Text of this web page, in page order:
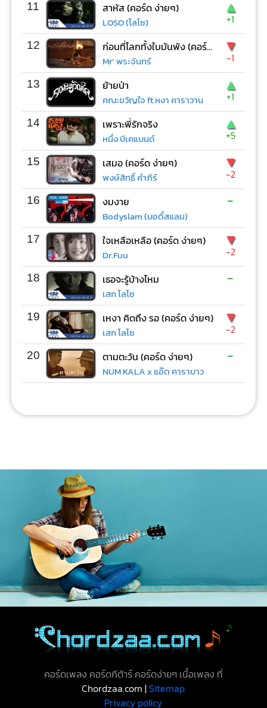
11 สาหัส (คอร์ด ง่ายๆ)
LOSO (โลโซ)
▲
+1
12 ก่อนที่โลกทั้งใบมันพัง (คอร์ด ง่ายๆ)
Mr’ พระจันทร์
▼
-1
13 ย้ายป่า
คณะขวัญใจ ft.หงา คาราวาน
▲
+1
14 เพราะพี่รักจริง
หนึ่ง บีเคแบนด์
▲
+5
15 เสมอ (คอร์ด ง่ายๆ)
พงษ์สิทธิ์ คำภีร์
▼
-2
16 งมงาย
Bodyslam (บอดี้สแลม)
-
17 ใจเหลือเหลือ (คอร์ด ง่ายๆ)
Dr.Fuu
▼
-2
18 เธอจะรู้บ้างไหม
เสก โลโซ
-
19 เหงา คิดถึง รอ (คอร์ด ง่ายๆ)
เสก โลโซ
▼
-2
20 ตามตะวัน (คอร์ด ง่ายๆ)
NUM KALA x แอ๊ด คาราบาว
-
คอร์ดเพลง คอร์ดกีต้าร์ คอร์ดง่ายๆ เนื้อเพลง ที่
Chordzaa.com |Sitemap
Privacy policy